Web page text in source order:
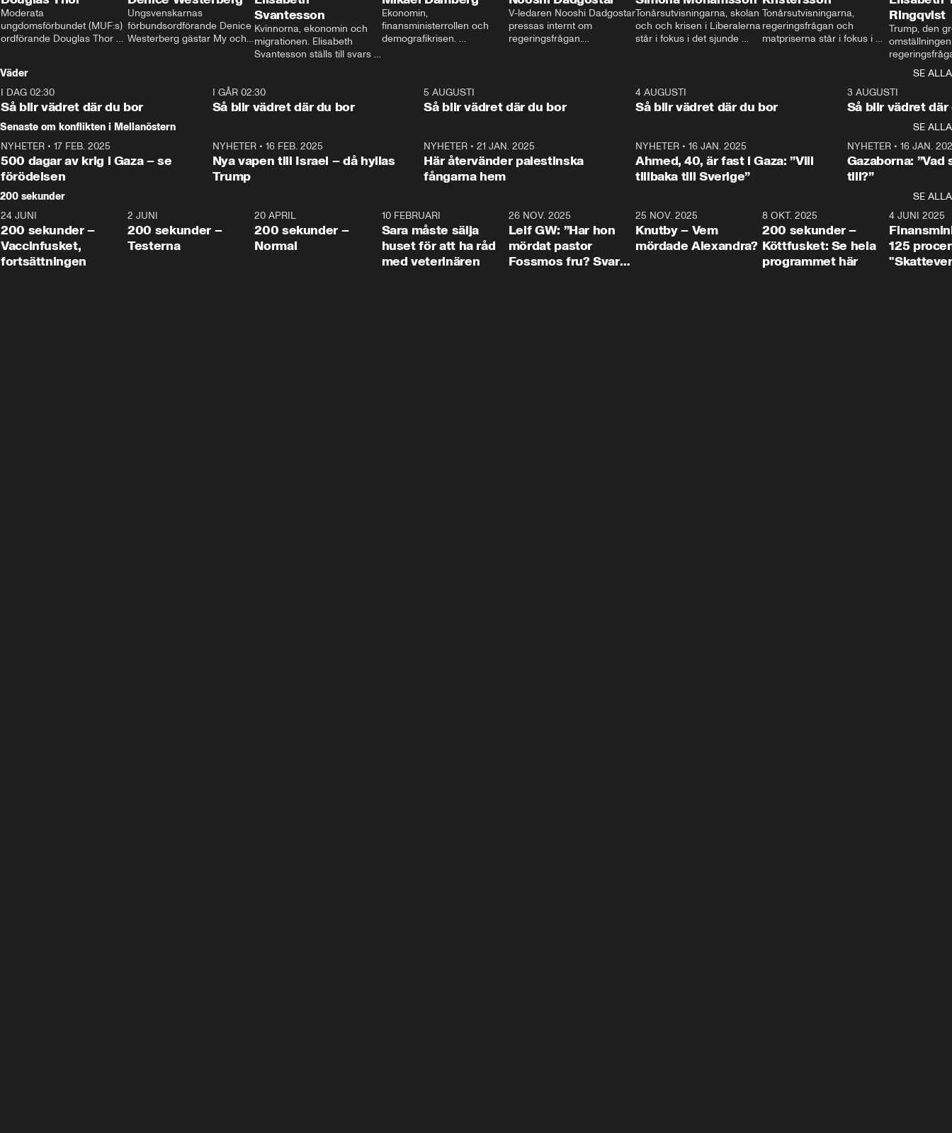
Moderata
ungdomsförbundet (MUF:s)
ordförande Douglas Thor
tonårsutvisningarna och hur
Moderaterna ska locka
väljare till valet i höst.
Ungsvenskarnas
förbundsordförande Denice
Westerberg gästar My och
Svantesson
Kvinnorna, ekonomin och
migrationen. Elisabeth
Svantesson ställs till svars
Ekonomin,
finansministerrollen och
demografikrisen.
och Makten.
V-ledaren Nooshi Dadgostar
pressas internt om
regeringsfrågan.
– Vi ställer upp i val. Ska vi
vara med så sitter vi förstås
Tonårsutvisningarna, skolan
och och krisen i Liberalerna
står i fokus i det sjunde
kommentator My
Rohwedder ställer
utbildnings- och
Mohamsson till svars.
Tonårsutvisningarna,
regeringsfrågan och
matpriserna står i fokus i
Rohwedder ställer
statsminister Ulf Kristersson
Ringqvist
Trump, den
centrum i
avsnittet av
Makten”. Se
Aftonbladets
Rohwedder
Thand Ring
Väder
SE ALLA
I DAG 02:30
Så blir vädret där du bor
1:06
I GÅR 02:30
Så blir vädret där du bor
5 AUGUSTI
Så blir vädret där du bor
4 AUGUSTI
Så blir vädret där du bor
3 AUGUSTI
Så blir vädret där
Senaste om konflikten i Mellanöstern
SE ALLA
NYHETER • 17 FEB. 2025
500 dagar av krig i Gaza – se
förödelsen
NYHETER• 16 FEB. 2025
Nya vapen till Israel – då hyllas
Trump
NYHETER •21 JAN. 2025
Här återvänder palestinska
fångarna hem
NYHETER• 16 JAN. 2025
Ahmed, 40, är fast i Gaza: ”Vill
tillbaka till Sverige”
NYHETER• 16 JAN.
Gazaborna:
till?”
200 sekunder
SE ALLA
5:00
24 JUNI
200 sekunder –
Vaccinfusket,
fortsättningen
4:23
2 JUNI
200 sekunder –
Testerna
20 APRIL
200 sekunder –
Normal
10 FEBRUARI
Sara måste sälja
huset för att ha råd
med veterinären
26 NOV. 2025
Leif GW: ”Har hon
mördat pastor
Fossmos fru? Svar
31:05
25 NOV. 2025
Knutby – Vem
mördade Alexandra?
4:29
8 OKT. 2025
200 sekunder –
Köttfusket: Se hela
programmet här
4 JUNI 2025
125